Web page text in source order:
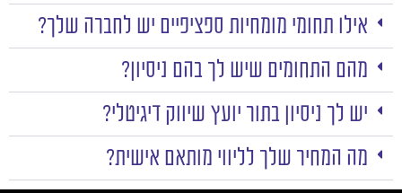
אילו תחומי מומחיות ספציפיים יש לחברה שלך?
מהם התחומים שיש לך בהם ניסיון?
יש לך ניסיון בתור יועץ שיווק דיגיטלי?
מה המחיר שלך לליווי מותאם אישית?